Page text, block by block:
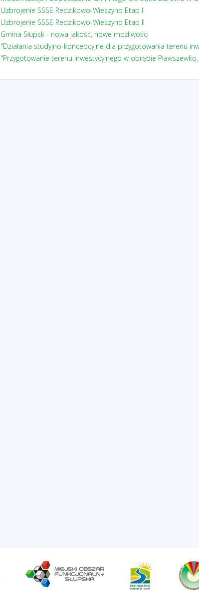
Uzbrojenie SSSE Redzikowo-Wieszyno Etap I
Uzbrojenie SSSE Redzikowo-Wieszyno Etap II
Gmina Słupsk - nowa jakość, nowe możliwości
"Działania studyjno-koncepcyjne dla przygotowania terenu
"Przygotowanie terenu inwestycyjnego w obrębie